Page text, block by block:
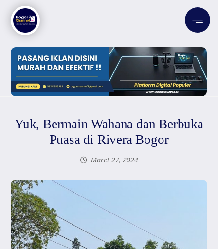
Yuk, Bermain Wahana dan Berbuka
Puasa di Rivera Bogor
Maret 27, 2024